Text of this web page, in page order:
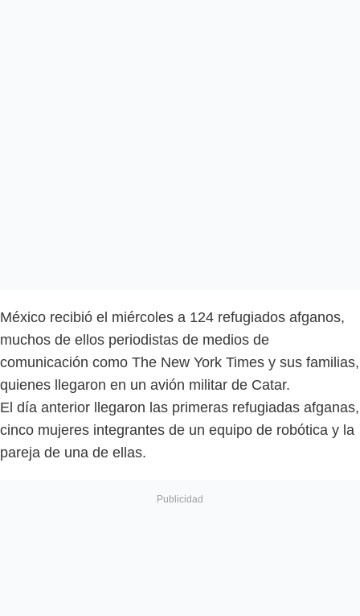
México recibió el miércoles a 124 refugiados afganos,
muchos de ellos periodistas de medios de
comunicación como The New York Times y sus familias,
quienes llegaron en un avión militar de Catar.
El día anterior llegaron las primeras refugiadas afganas,
cinco mujeres integrantes de un equipo de robótica y la
pareja de una de ellas.